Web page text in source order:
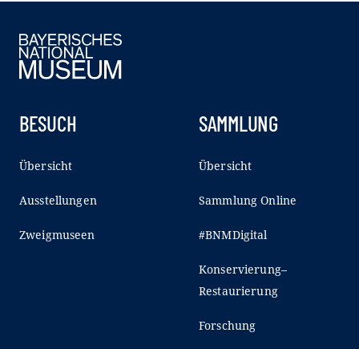
BESUCH
Übersicht
Ausstellungen
Zweigmuseen
SAMMLUNG
Übersicht
Sammlung Online
#BNMDigital
Konservierung–
Restaurierung
Forschung